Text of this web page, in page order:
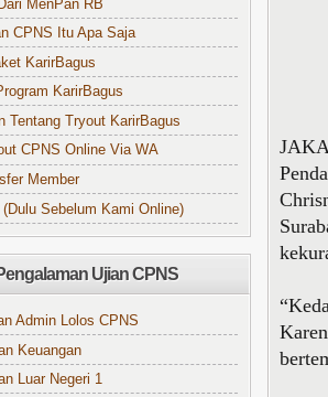
MenPan RB
CPNS Itu Apa Saja
KarirBagus
KarirBagus
Tentang Tryout KarirBagus
CPNS Online Via WA
Member
Sebelum Kami Online)
Ujian CPNS
Admin Lolos CPNS
Keuangan
Luar Negeri 1